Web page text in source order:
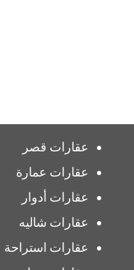
عقارات قصر
عقارات عمارة
عقارات أدوار
عقارات شاليه
عقارات استراحة